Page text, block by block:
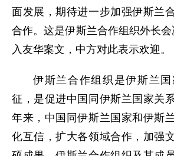
面发展，期待进一步加强伊斯兰
合作。这是伊斯兰合作组织外长
入友华案文，中方对此表示欢迎。
伊斯兰合作组织是伊斯兰
征，是促进中国同伊斯兰国家关
年来，中国同伊斯兰国家和伊斯
化互信，扩大各领域合作，加强